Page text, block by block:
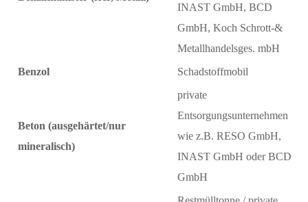
INAST GmbH, BCD
GmbH, Koch Schrott-&
Metallhandelsges. mbH
Benzol
Schadstoffmobil
Beton (ausgehärtet/nur
mineralisch)
private
Entsorgungsunternehmen
wie z.B. RESO GmbH,
INAST GmbH oder BCD
GmbH